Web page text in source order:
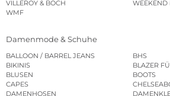
VILLEROY & BOCH
WMF
Damenmode & Schuhe
BALLOON / BARREL JEANS
BHS
BIKINIS
BLAZER
BLUSEN
BOOTS
CAPES
DAMENHOSEN